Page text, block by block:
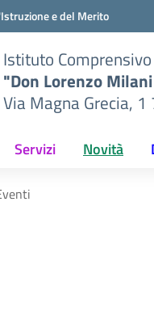
e del Merito
Istituto Comprensivo
"Don Lorenzo
Via Magna Grecia,
Servizi Novità